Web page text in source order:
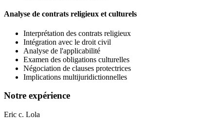
Analyse de contrats religieux et culturels
Interprétation des contrats religieux
Intégration avec le droit civil
Analyse de l'applicabilité
Examen des obligations culturelles
Négociation de clauses protectrices
Implications multijuridictionnelles
Notre expérience
Eric c. Lola